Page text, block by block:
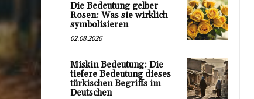
Die Bedeutung gelber
Rosen: Was sie wirklich
symbolisieren
02.08.2026
Miskin Bedeutung: Die
tiefere Bedeutung dieses
türkischen Begriffs im
Deutschen